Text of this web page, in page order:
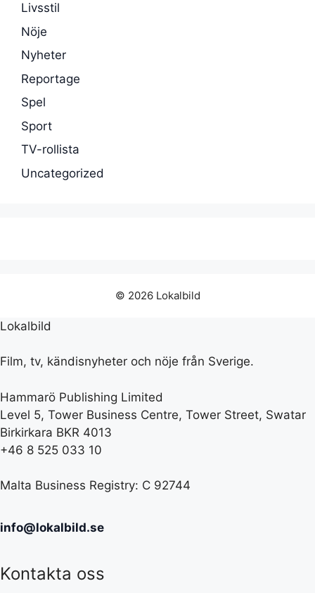
Livsstil
Nöje
Nyheter
Reportage
Spel
Sport
TV-rollista
Uncategorized
© 2026 Lokalbild
Lokalbild
Film, tv, kändisnyheter och nöje från Sverige.
Hammarö Publishing Limited
Level 5, Tower Business Centre, Tower Street, Swatar
Birkirkara BKR 4013
+46 8 525 033 10
Malta Business Registry: C 92744
info@lokalbild.se
Kontakta oss